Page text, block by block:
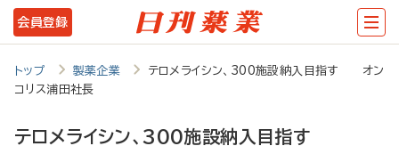
メ
イ
会員登録
トップ 製薬企業
テロメライシン、300施設納入目指す オン
コリス浦田社長
テロメライシン、300施設納入目指す